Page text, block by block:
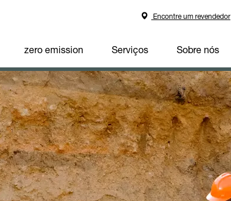
Encontre um revendedor
zero emission Serviços Sobre nós